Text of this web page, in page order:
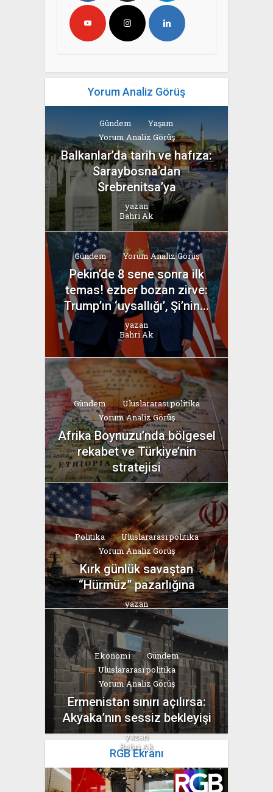
Yorum Analiz Görüş
Gündem
Yaşam
Yorum Analiz Görüş
Balkanlar’da tarih ve hafıza:
Saraybosna’dan
Srebrenitsa’ya
yazan
Bahri Ak
Gündem Yorum Analiz Görüş
Pekin’de 8 sene sonra ilk
temas! ezber bozan zirve:
Trump’ın ‘uysallığı’, Şi’nin...
yazan
Bahri Ak
Gündem
Uluslararası politika
Yorum Analiz Görüş
Afrika Boynuzu’nda bölgesel
rekabet ve Türkiye’nin
stratejisi
yazan
Bahri Ak
Politika
Uluslararası politika
Yorum Analiz Görüş
Kırk günlük savaştan
“Hürmüz” pazarlığına
yazan
Bahri Ak
Ekonomi
Gündem
Uluslararası politika
Yorum Analiz Görüş
Ermenistan sınırı açılırsa:
Akyaka’nın sessiz bekleyişi
yazan
Bahri Ak
RGB Ekranı